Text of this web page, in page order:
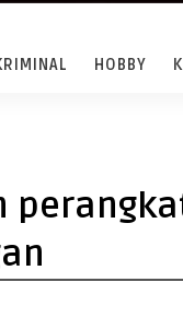
HOBBY